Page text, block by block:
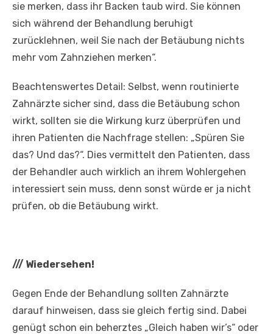
sie merken, dass ihr Backen taub wird. Sie können
sich während der Behandlung beruhigt
zurücklehnen, weil Sie nach der Betäubung nichts
mehr vom Zahnziehen merken“.
Beachtenswertes Detail: Selbst, wenn routinierte
Zahnärzte sicher sind, dass die Betäubung schon
wirkt, sollten sie die Wirkung kurz überprüfen und
ihren Patienten die Nachfrage stellen: „Spüren Sie
das? Und das?“. Dies vermittelt den Patienten, dass
der Behandler auch wirklich an ihrem Wohlergehen
interessiert sein muss, denn sonst würde er ja nicht
prüfen, ob die Betäubung wirkt.
/// Wiedersehen!
Gegen Ende der Behandlung sollten Zahnärzte
darauf hinweisen, dass sie gleich fertig sind. Dabei
genügt schon ein beherztes „Gleich haben wir’s“ oder